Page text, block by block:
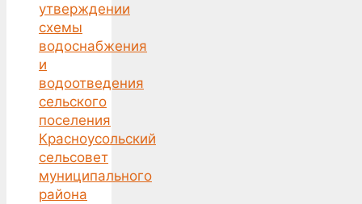
утверждении
схемы
водоснабжения
и
водоотведения
сельского
поселения
Красноусольский
сельсовет
муниципального
района